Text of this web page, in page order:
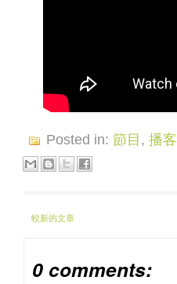
Posted in: 節目, 播客
較新的文章
0 comments: